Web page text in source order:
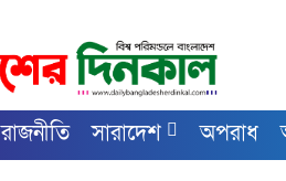
রাজনীতি সারাদেশ অপরাধ